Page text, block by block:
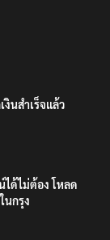
นสำเร็จแล้ว
ได้ไม่ต้อง โหลด
นกรุง